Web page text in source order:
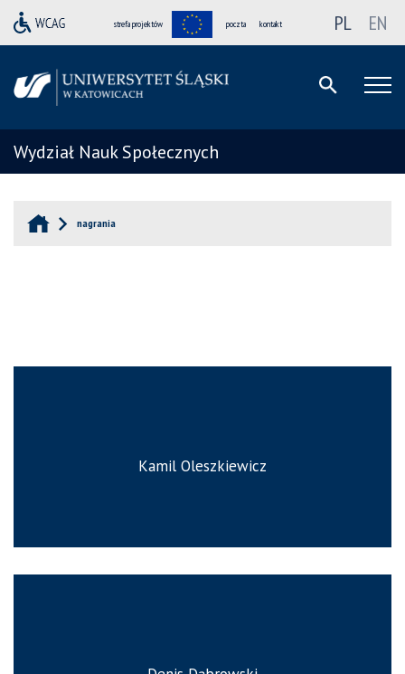
strefa projektów poczta kontakt PL EN
Wydział Nauk Społecznych
nagrania
Kamil Oleszkiewicz